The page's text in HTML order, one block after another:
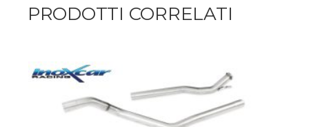
PRODOTTI CORRELATI